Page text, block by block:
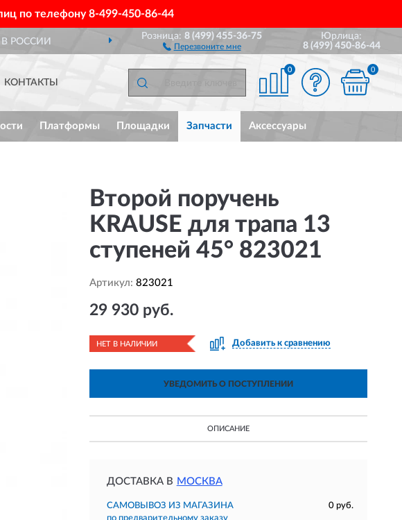
по телефону8-499-450-86-44
В РОССИИ ДОСТАВИМ ПО ВСЕЙ РОССИИ
Розница:8 (499) 455-36-75
Перезвоните мне
Юрлица:
8 (499) 450-86-44
КОНТАКТЫ
0 0
Платформы Площадки Запчасти Аксессуары
Второй поручень
KRAUSE для трапа 13
ступеней 45° 823021
Артикул: 823021
29 930 руб.
НЕТ В НАЛИЧИИ Добавить к сравнению
УВЕДОМИТЬ О ПОСТУПЛЕНИИ
ОПИСАНИЕ
ДОСТАВКА В МОСКВА
САМОВЫВОЗ ИЗ МАГАЗИНА
0 руб.